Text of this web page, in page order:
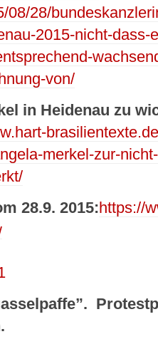
08/28/
2015-nicht-dass-
von/
in Heidenau zu
merkel-zur-
28.9. 2015:https://